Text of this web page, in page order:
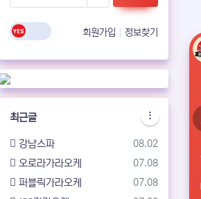
회원가입 정보찾기
최근글
등록일
08.02
강남스파
등록일
07.08
오로라가라오케
등록일
07.08
퍼블릭가라오케